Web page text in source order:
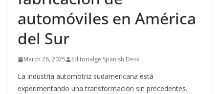
automóviles en América
del Sur
March 26, 2025 Editorialge Spanish Desk
La industria automotriz sudamericana está
experimentando una transformación sin precedentes.